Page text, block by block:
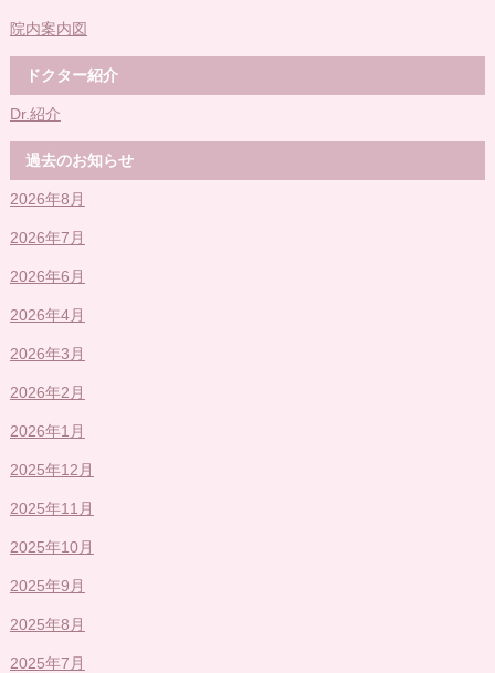
院内案内図
ドクター紹介
Dr.紹介
過去のお知らせ
2026年8月
2026年7月
2026年6月
2026年4月
2026年3月
2026年2月
2026年1月
2025年12月
2025年11月
2025年10月
2025年9月
2025年8月
2025年7月